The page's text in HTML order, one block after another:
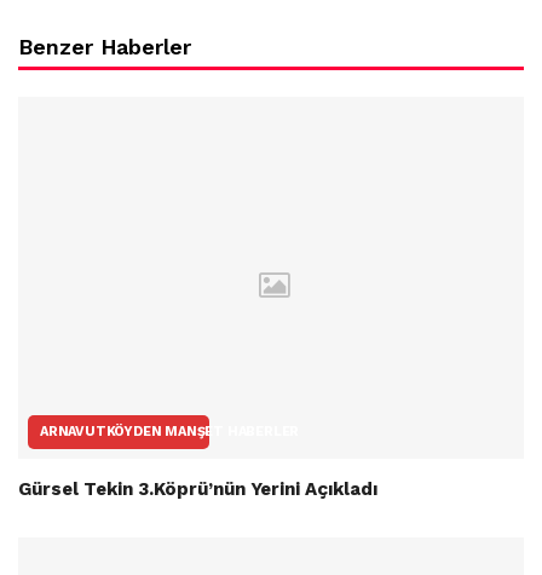
Benzer Haberler
ARNAVUTKÖYDEN MANŞET HABERLER
Gürsel Tekin 3.Köprü’nün Yerini Açıkladı